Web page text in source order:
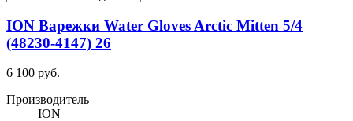
ION Варежки Water Gloves Arctic Mitten 5/4
(48230-4147) 26
6 100 руб.
Производитель
ION